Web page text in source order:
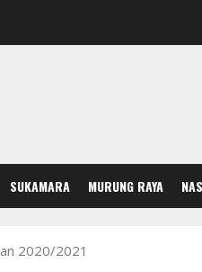
SUKAMARA MURUNG RAYA
2020/2021